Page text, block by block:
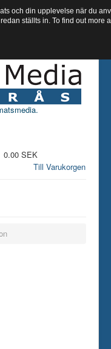
0.00 SEK
Till Varukorgen
och din upplevelse när du
ställts in. To find out more